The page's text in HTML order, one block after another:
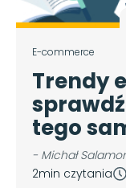
E-commerce
Trendy
tego
- Michał
2min czytania